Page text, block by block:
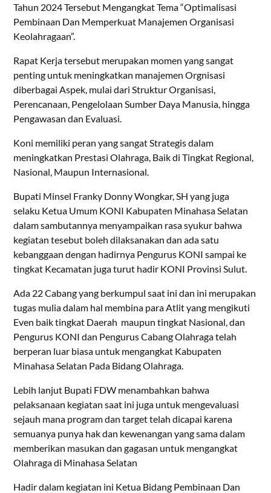
Tahun 2024 Tersebut Mengangkat Tema “Optimalisasi
Pembinaan Dan Memperkuat Manajemen Organisasi
Keolahragaan”.
Rapat Kerja tersebut merupakan momen yang sangat
penting untuk meningkatkan manajemen Orgnisasi
diberbagai Aspek, mulai dari Struktur Organisasi,
Perencanaan, Pengelolaan Sumber Daya Manusia, hingga
Pengawasan dan Evaluasi.
Koni memiliki peran yang sangat Strategis dalam
meningkatkan Prestasi Olahraga, Baik di Tingkat Regional,
Nasional, Maupun Internasional.
Bupati Minsel Franky Donny Wongkar, SH yang juga
selaku Ketua Umum KONI Kabupaten Minahasa Selatan
dalam sambutannya menyampaikan rasa syukur bahwa
kegiatan tesebut boleh dilaksanakan dan ada satu
kebanggaan dengan hadirnya Pengurus KONI sampai ke
tingkat Kecamatan juga turut hadir KONI Provinsi Sulut.
Ada 22 Cabang yang berkumpul saat ini dan ini merupakan
tugas mulia dalam hal membina para Atlit yang mengikuti
Even baik tingkat Daerah maupun tingkat Nasional, dan
Pengurus KONI dan Pengurus Cabang Olahraga telah
berperan luar biasa untuk mengangkat Kabupaten
Minahasa Selatan Pada Bidang Olahraga.
Lebih lanjut Bupati FDW menambahkan bahwa
pelaksanaan kegiatan saat ini juga untuk mengevaluasi
sejauh mana program dan target telah dicapai karena
semuanya punya hak dan kewenangan yang sama dalam
memberikan masukan dan gagasan untuk mengangkat
Olahraga di Minahasa Selatan
Hadir dalam kegiatan ini Ketua Bidang Pembinaan Dan